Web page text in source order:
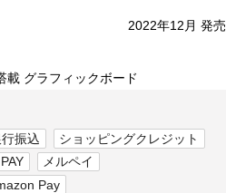
2022年12月 発売
載 グラフィックボード
振込
ショッピングクレジット
メルペイ
Pay